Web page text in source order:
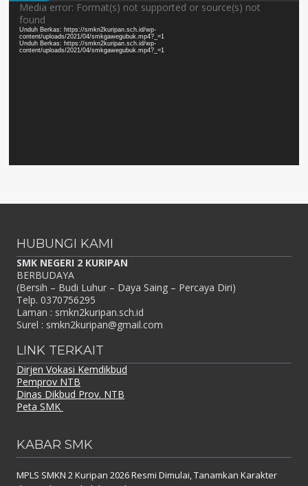
Pemutar
Video
Media error: Format(s) not supported or source(s) not
found
Unduh Berkas: https://smkn2kuripan.sch.id/wp-
content/uploads/2021/04/smkgawegubuk.mp4?_=1
Unduh Berkas: https://smkn2kuripan.sch.id/wp-
content/uploads/2021/04/smkgawegubuk.mp4?_=1
HUBUNGI KAMI
SMK NEGERI 2 KURIPAN
BERBUDAYA
(Bersih – Budi Luhur – Daya Saing – Percaya Diri)
Telp. 0370756295
Laman : smkn2kuripan.sch.id
Surel : smkn2kuripan@gmail.com
LINK TERKAIT
Dirjen Vokasi Kemdikbud
Pemprov NTB
Dinas Dikbud Prov. NTB
Peta SMK
KABAR SMK
MPLS SMKN 2 Kuripan 2026 Resmi Dimulai, Tanamkan Karakter